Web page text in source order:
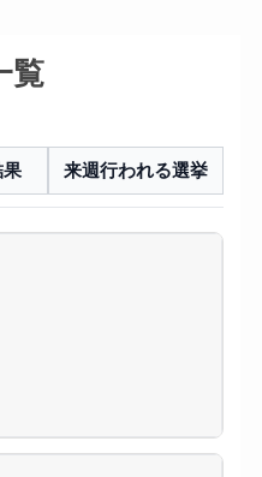
覧
果 来週行われる選挙